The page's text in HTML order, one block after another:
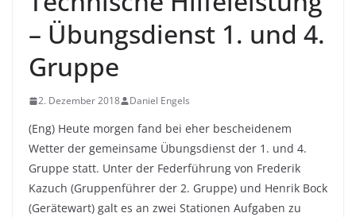
– Übungsdienst 1. und 4.
Gruppe
2. Dezember 2018 Daniel Engels
(Eng) Heute morgen fand bei eher bescheidenem
Wetter der gemeinsame Übungsdienst der 1. und 4.
Gruppe statt. Unter der Federführung von Frederik
Kazuch (Gruppenführer der 2. Gruppe) und Henrik Bock
(Gerätewart) galt es an zwei Stationen Aufgaben zu